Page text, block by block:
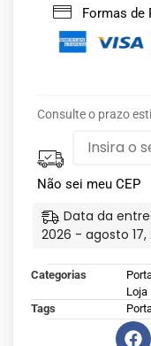
Formas de
Consulte o prazo
Não sei meu CEP
Data da
2026 - agosto 17,
Categorias
Loja
Tags